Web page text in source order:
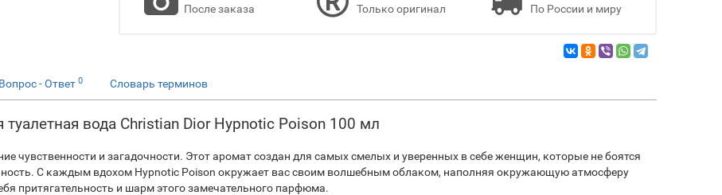
После заказа Только оригинал По России и миру
Вопрос - Ответ0 Словарь терминов
вода Christian Dior Hypnotic Poison 100 мл
чувственности и загадочности. Этот аромат создан для самых смелых и уверенных в себе женщин, которые не боятся
С каждым вдохом Hypnotic Poison окружает вас своим волшебным облаком, наполняя окружающую атмосферу
притягательность и шарм этого замечательного парфюма.